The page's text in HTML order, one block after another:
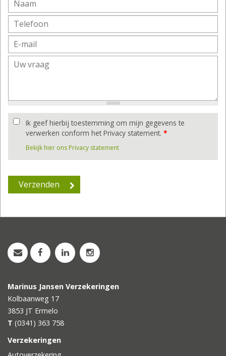
Ik geef hierbij toestemming om mijn gegevens te
verwerken conform het Privacy statement. *
Bekijk hier ons Privacy statement
Marinus Jansen Verzekeringen
Kolbaanweg 17
3853 JT Ermelo
T (0341) 363 758
Verzekeringen